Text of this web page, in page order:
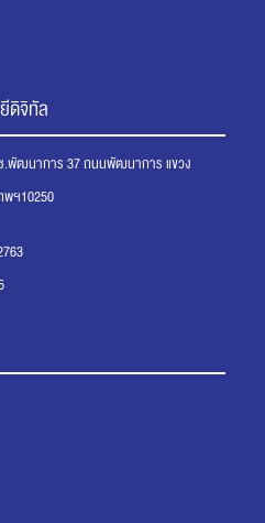
ดิจิทัล
.พัฒนาการ 37 ถนนพัฒนาการ แขวง
พฯ10250